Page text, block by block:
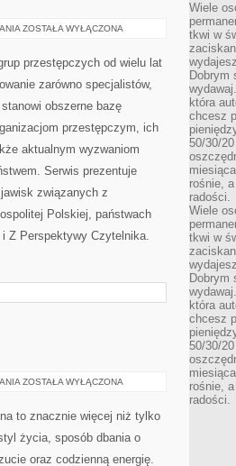
BROŃ
ZOSTAŁA WYŁĄCZONA
przestępczych od wielu lat
zarówno specjalistów,
obszerne bazę
przestępczym, ich
aktualnym wyzwaniom
Serwis prezentuje
związanych z
Polskiej, państwach
Z Perspektywy Czytelnika.
AEROBIK
GRUPOWY
ZOSTAŁA WYŁĄCZONA
to znacznie więcej niż tylko
życia, sposób dbania o
oraz codzienną energię.
Wiele
tkwi w
Dobrym
która
chcesz
50/30/
rośnie,
radości.
Wiele
tkwi w
Dobrym
która
chcesz
50/30/
rośnie,
radości.